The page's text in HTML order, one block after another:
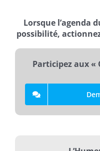
Lorsque l’agenda
possibilité,
Participez aux «